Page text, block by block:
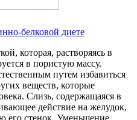
белковой диете
которая, растворяясь в
в пористую массу.
путем избавиться
веществ, которые
Слизь, содержащаяся в
действие на желудок,
его стенок. Уменьшение